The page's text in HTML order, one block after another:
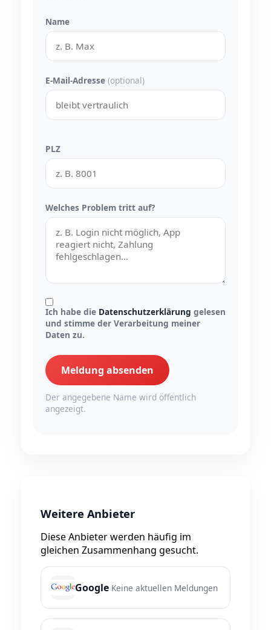
Name
E-Mail-Adresse (optional)
PLZ
Welches Problem tritt auf?
Ich habe die Datenschutzerklärung gelesen
und stimme der Verarbeitung meiner
Daten zu.
Meldung absenden
Der angegebene Name wird öffentlich
angezeigt.
Weitere Anbieter
Diese Anbieter werden häufig im
gleichen Zusammenhang gesucht.
Google Keine aktuellen Meldungen